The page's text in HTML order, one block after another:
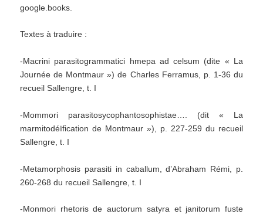
google.books.
Textes à traduire :
-Macrini parasitogrammatici hmepa ad celsum (dite « La
Journée de Montmaur ») de Charles Ferramus, p. 1-36 du
recueil Sallengre, t. I
-Mommori parasitosycophantosophistae…. (dit « La
marmitodéïfication de Montmaur »), p. 227-259 du recueil
Sallengre, t. I
-Metamorphosis parasiti in caballum, d’Abraham Rémi, p.
260-268 du recueil Sallengre, t. I
-Monmori rhetoris de auctorum satyra et janitorum fuste